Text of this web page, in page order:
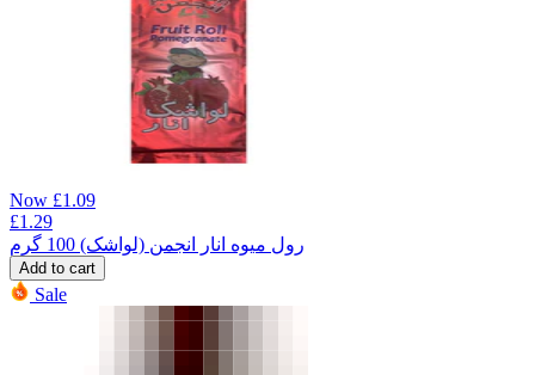
Now £1.09
£1.29
رول میوه انار انجمن (لواشک) 100 گرم
Add to cart
Sale